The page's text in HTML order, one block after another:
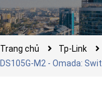
Trang chủ
Tp-Link
DS105G-M2 - Omada: